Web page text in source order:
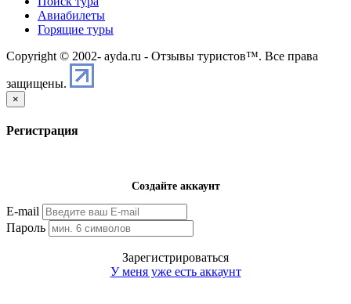
Авиабилеты
Горящие туры
Copyright © 2002- ayda.ru - Отзывы туристов™. Все права
защищены.
×
Регистрация
Создайте аккаунт
E-mail
Пароль
Зарегистрироваться
У меня уже есть аккаунт